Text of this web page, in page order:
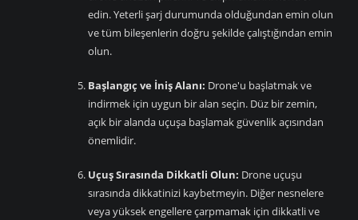
edin. Yeterli şarj durumunda olduğundan emin olun
ve tüm bileşenlerin doğru şekilde çalıştığından emin
olun.
Başlangıç ve İniş Alanı: Drone'u başlatmak ve
indirmek için uygun bir alan seçin. Düz bir zemin,
açık bir alanda uçuşa başlamak güvenlik açısından
önemlidir.
Uçuş Sırasında Dikkatli Olun: Drone uçuşu
sırasında dikkatinizi kaybetmeyin. Diğer nesnelere
veya yüksek engellere çarpmamak için dikkatli ve